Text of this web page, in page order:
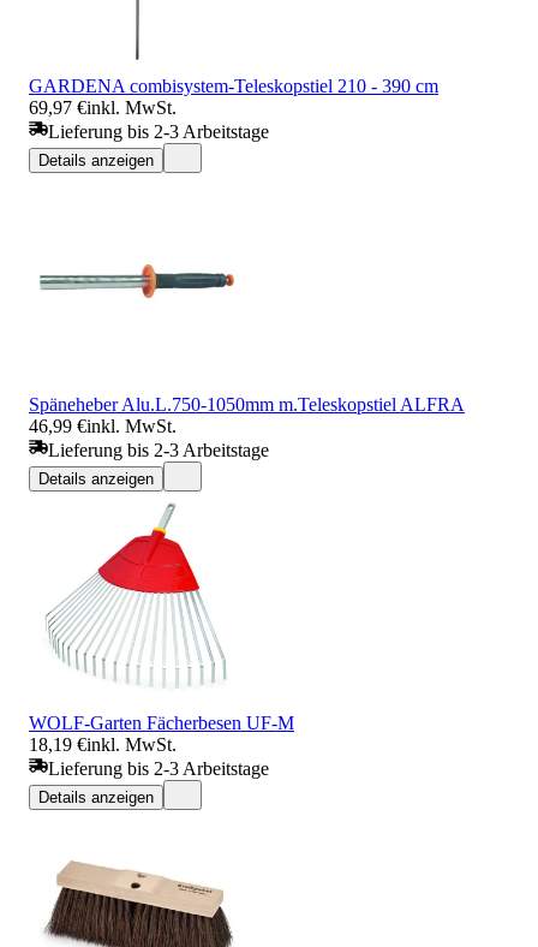
GARDENA combisystem-Teleskopstiel 210 - 390 cm
69,97 €inkl. MwSt.
Lieferung bis 2-3 Arbeitstage
Details anzeigen
Späneheber Alu.L.750-1050mm m.Teleskopstiel ALFRA
46,99 €inkl. MwSt.
Lieferung bis 2-3 Arbeitstage
Details anzeigen
WOLF-Garten Fächerbesen UF-M
18,19 €inkl. MwSt.
Lieferung bis 2-3 Arbeitstage
Details anzeigen